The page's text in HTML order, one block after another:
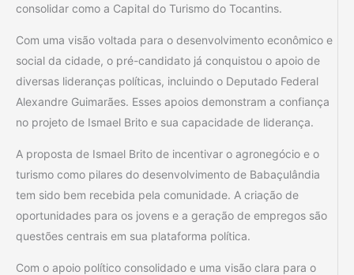
consolidar como a Capital do Turismo do Tocantins.
Com uma visão voltada para o desenvolvimento econômico e
social da cidade, o pré-candidato já conquistou o apoio de
diversas lideranças políticas, incluindo o Deputado Federal
Alexandre Guimarães. Esses apoios demonstram a confiança
no projeto de Ismael Brito e sua capacidade de liderança.
A proposta de Ismael Brito de incentivar o agronegócio e o
turismo como pilares do desenvolvimento de Babaçulândia
tem sido bem recebida pela comunidade. A criação de
oportunidades para os jovens e a geração de empregos são
questões centrais em sua plataforma política.
Com o apoio político consolidado e uma visão clara para o